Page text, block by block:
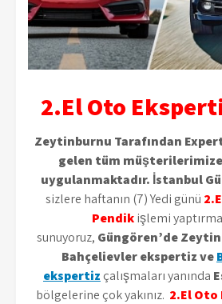
2.El Oto
Zeytinburnu Tarafından
gelen tüm
uygulanmaktadır. İstanbul
sizlere haftanın (7) Yedi günü
Pendikişlemi
sunuyoruz, Güngören’de
Bahçelievler ekspertiz ve
ekspertiz çalışmaları yanında
bölgelerine çok yakınız. 2.El